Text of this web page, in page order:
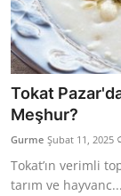
Tokat
Meşhur?
Gurme Şubat 11, 2025
Tokat’ın verimli
tarım ve hayvanc...